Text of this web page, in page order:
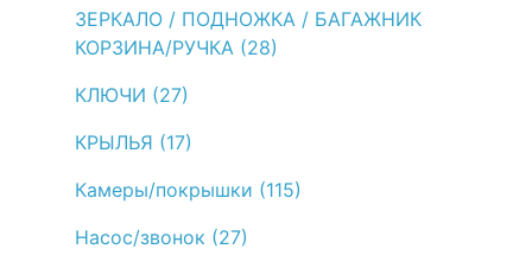
ЗЕРКАЛО / ПОДНОЖКА / БАГАЖНИК
КОРЗИНА/РУЧКА (28)
КЛЮЧИ (27)
КРЫЛЬЯ (17)
Камеры/покрышки (115)
Насос/звонок (27)